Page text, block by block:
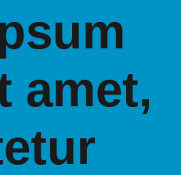
amet,